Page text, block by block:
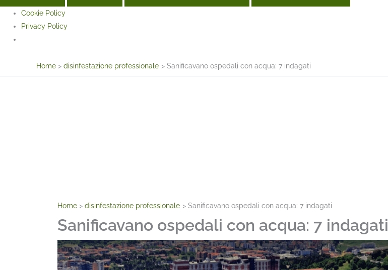
Cookie Policy
Privacy Policy
Home disinfestazione professionale Sanificavano ospedali con acqua: 7 indagati
Home disinfestazione professionale Sanificavano ospedali con acqua: 7 indagati
Sanificavano ospedali con acqua: 7 indagati